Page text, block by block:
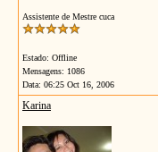
Assistente de Mestre cuca
Estado: Offline
Mensagens: 1086
Data: 06:25 Oct 16, 2006
Karina